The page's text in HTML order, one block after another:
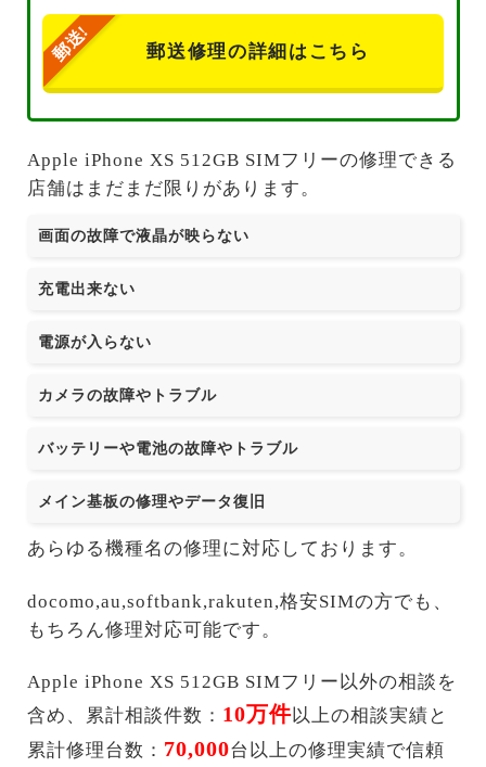
郵送修理の詳細はこちら
Apple iPhone XS 512GB SIMフリーの修理できる
店舗はまだまだ限りがあります。
画面の故障で液晶が映らない
充電出来ない
電源が入らない
カメラの故障やトラブル
バッテリーや電池の故障やトラブル
メイン基板の修理やデータ復旧
あらゆる機種名の修理に対応しております。
docomo,au,softbank,rakuten,格安SIMの方でも、
もちろん修理対応可能です。
Apple iPhone XS 512GB SIMフリー以外の相談を
含め、累計相談件数： 10万件以上の相談実績と
累計修理台数： 70,000台以上の修理実績で信頼